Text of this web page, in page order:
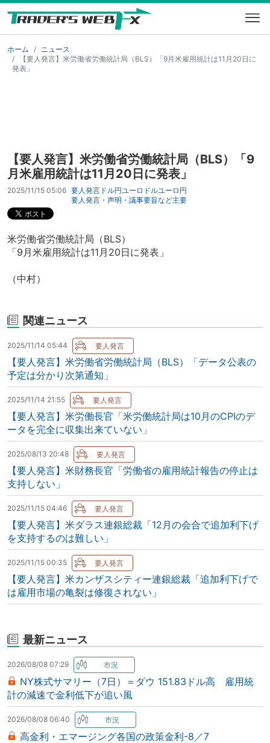
ホーム
ニュース
【要人発言】米労働省労働統計局（BLS）「9月米雇用統計は11月20日に
発表」
【要人発言】米労働省労働統計局（BLS）「9
月米雇用統計は11月20日に発表」
2025/11/15 05:06 要人発言 ドル円ユーロドルユーロ円
要人発言・声明・議事要旨など主要
米労働省労働統計局（BLS）
「9月米雇用統計は11月20日に発表」
（中村）
関連ニュース
2025/11/14 05:44
【要人発言】米労働省労働統計局（BLS）「データ公表の
予定は分かり次第通知」
2025/11/14 21:55
【要人発言】米労働長官「米労働統計局は10月のCPIのデ
ータを完全に収集出来ていない」
2025/08/13 20:48
【要人発言】米財務長官「労働省の雇用統計報告の停止は
支持しない」
2025/11/15 04:46
【要人発言】米ダラス連銀総裁「12月の会合で追加利下げ
を支持するのは難しい」
2025/11/15 00:35
【要人発言】米カンザスシティー連銀総裁「追加利下げで
は雇用市場の亀裂は修復されない」
最新ニュース
2026/08/08 07:29
NY株式サマリー（7日）＝ダウ 151.83ドル高 雇用統
計の減速で金利低下が追い風
2026/08/08 06:40
高金利・エマージング各国の政策金利-8／7